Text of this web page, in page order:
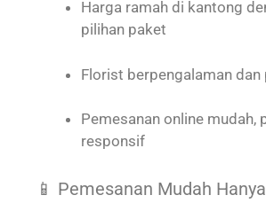
Harga ramah di kantong
pilihan paket
Florist berpengalaman
Pemesanan online mudah,
responsif
📱 Pemesanan Mudah